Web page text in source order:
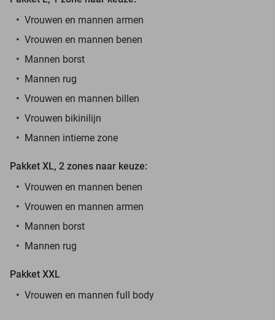
Vrouwen en mannen armen
Vrouwen en mannen benen
Mannen borst
Mannen rug
Vrouwen en mannen billen
Vrouwen bikinilijn
Mannen intieme zone
Pakket XL, 2 zones naar keuze:
Vrouwen en mannen benen
Vrouwen en mannen armen
Mannen borst
Mannen rug
Pakket XXL
Vrouwen en mannen full body